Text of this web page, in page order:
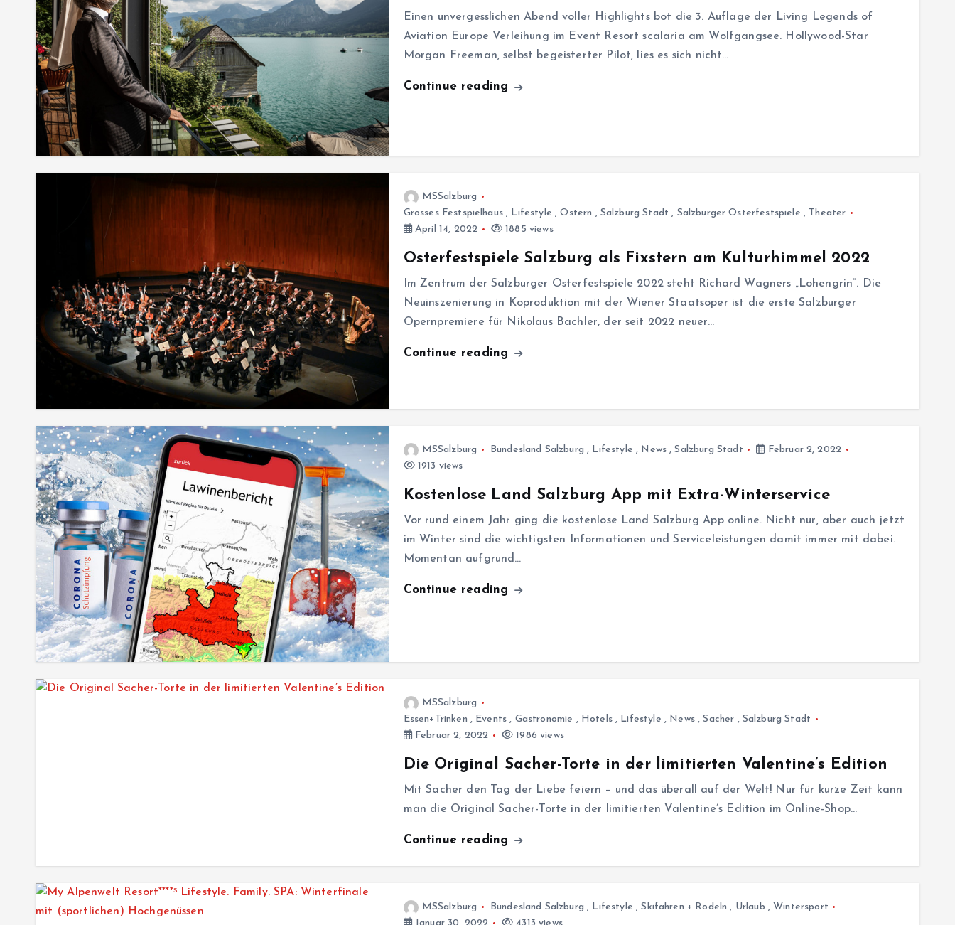
Einen unvergesslichen Abend voller Highlights bot die 3. Auflage der Living Legends of
Aviation Europe Verleihung im Event Resort scalaria am Wolfgangsee. Hollywood-Star
Morgan Freeman, selbst begeisterter Pilot, lies es sich nicht…
Continue reading
MSSalzburg
Grosses Festspielhaus, Lifestyle ,Ostern , Salzburg Stadt , Salzburger Osterfestspiele , Theater
April 14, 2022
1885 views
Osterfestspiele Salzburg als Fixstern am Kulturhimmel 2022
Im Zentrum der Salzburger Osterfestspiele 2022 steht Richard Wagners „Lohengrin“. Die
Neuinszenierung in Koproduktion mit der Wiener Staatsoper ist die erste Salzburger
Opernpremiere für Nikolaus Bachler, der seit 2022 neuer…
Continue reading
MSSalzburg Bundesland Salzburg , Lifestyle , News,Salzburg Stadt
Februar 2, 2022
1913 views
Kostenlose Land Salzburg App mit Extra-Winterservice
Vor rund einem Jahr ging die kostenlose Land Salzburg App online. Nicht nur, aber auch jetzt
im Winter sind die wichtigsten Informationen und Serviceleistungen damit immer mit dabei.
Momentan aufgrund…
Continue reading
MSSalzburg
Essen+Trinken , Events , Gastronomie , Hotels, Lifestyle , News,Sacher , Salzburg Stadt
Februar 2, 2022
1986 views
Die Original Sacher-Torte in der limitierten Valentine’s Edition
Mit Sacher den Tag der Liebe feiern – und das überall auf der Welt! Nur für kurze Zeit kann
man die Original Sacher-Torte in der limitierten Valentine’s Edition im Online-Shop…
Continue reading
MSSalzburg Bundesland Salzburg , Lifestyle ,Skifahren + Rodeln , Urlaub , Wintersport